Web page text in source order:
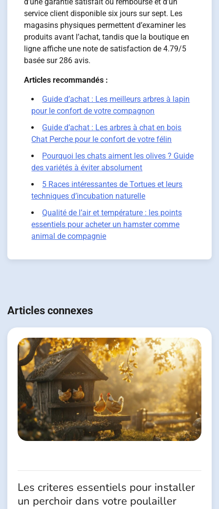
service client disponible six jours sur sept. Les
magasins physiques permettent d’examiner les
produits avant l’achat, tandis que la boutique en
ligne affiche une note de satisfaction de 4.79/5
basée sur 286 avis.
Articles recommandés :
Guide d’achat : Les meilleurs arbres à lapin
pour le confort de votre compagnon
Guide d’achat : Les arbres à chat en bois
Chat Perche pour le confort de votre félin
Pourquoi les chats aiment les olives ? Guide
des variétés à éviter absolument
5 Races intéressantes de Tortues et leurs
techniques d’incubation naturelle
Qualité de l’air et température : les points
essentiels pour acheter un hamster comme
animal de compagnie
de
Articles connexes
Les criteres essentiels pour installer
un perchoir dans votre poulailler